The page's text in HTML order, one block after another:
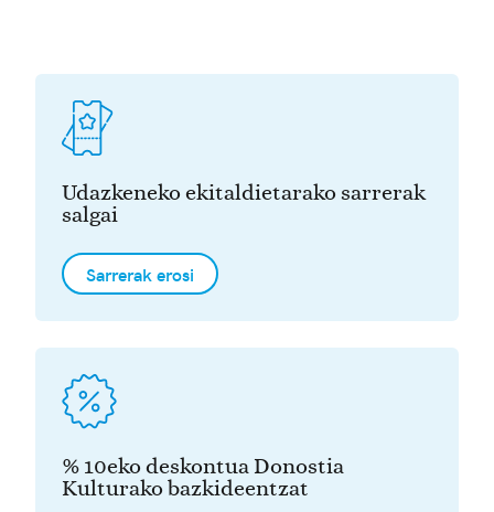
Udazkeneko ekitaldietarako sarrerak
salgai
Sarrerak erosi
% 10eko deskontua Donostia
Kulturako bazkideentzat